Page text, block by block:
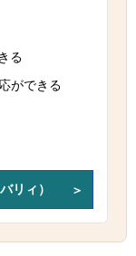
る
ができる
リィ）